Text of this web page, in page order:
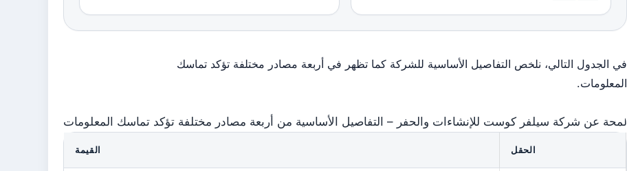
في الجدول التالي، نلخص التفاصيل الأساسية للشركة كما تظهر في أربعة مصادر مختلفة تؤكد تماسك
المعلومات.
لمحة عن شركة سيلفر كوست للإنشاءات والحفر – التفاصيل الأساسية من أربعة مصادر مختلفة تؤكد تماسك المعلومات
الحقل القيمة